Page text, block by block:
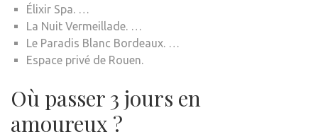
Élixir Spa. …
La Nuit Vermeillade. …
Le Paradis Blanc Bordeaux. …
Espace privé de Rouen.
Où passer 3 jours en
amoureux ?